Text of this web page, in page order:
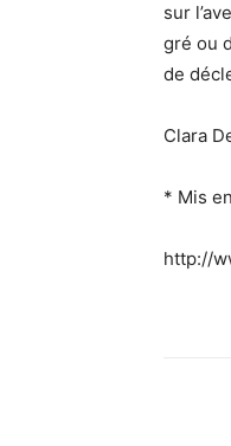
sur
gré ou
de
Clara
* Mis
http://